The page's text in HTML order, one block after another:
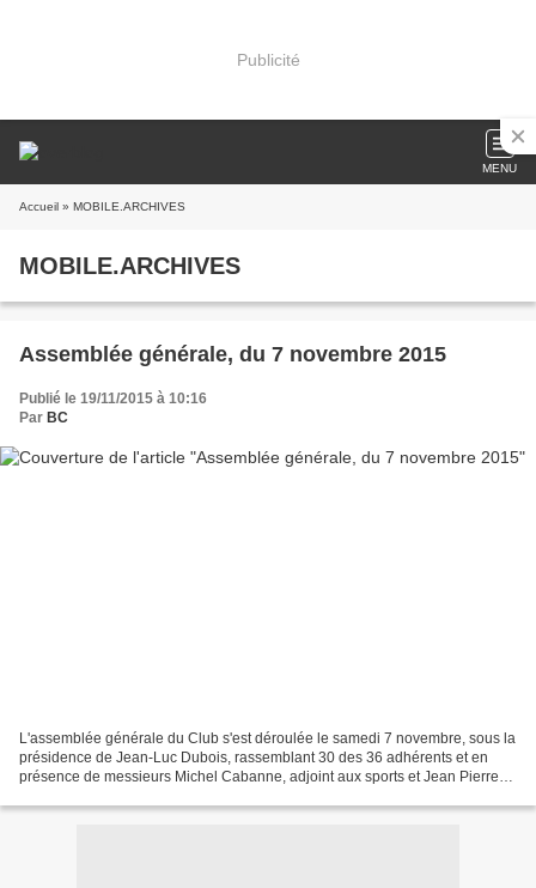
Publicité
MENU
Accueil » MOBILE.ARCHIVES
MOBILE.ARCHIVES
Assemblée générale, du 7 novembre 2015
Publié le 19/11/2015 à 10:16
Par BC
L'assemblée générale du Club s'est déroulée le samedi 7 novembre, sous la
présidence de Jean-Luc Dubois, rassemblant 30 des 36 adhérents et en
présence de messieurs Michel Cabanne, adjoint aux sports et Jean Pierre